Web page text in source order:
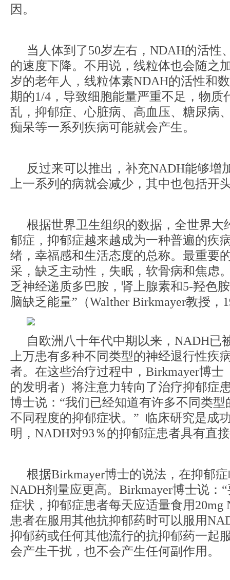
因。
当人体到了50岁左右，NDAH的活性
的速度下降。不用说，线粒体也会随之
岁的老年人，线粒体素NDAH的活性和
期的1/4，导致细胞能量严重不足，物质
乱，抑郁症、心脏病、高血压、糖尿病
痴呆等一系列疾病可能就会产生。
反过来可以推出，补充NADH能够增
上一系列的病就会减少，其中也包括开
根据世界卫生组织的数据，全世界大
郁症，抑郁症越来越成为一种普遍的疾
绪，幸福感和生活态度的总称。最重要
采，缺乏主动性，失眠，软骨病和焦虑
乏神经递质多巴胺，肾上腺素和5-羟色
脑缺乏能量”（Walther Birkmayer教授，
自欧洲八十年代中期以来，NADH已
上万患有多种不同类型的神经退行性疾
者。在这些治疗过程中，Birkmayer博士
的发明者）将注意力转向了治疗抑郁症
博士说：“我们已经知道有许多不同类
不同程度的抑郁症状。” 临床研究是成
明，NADH对93％的抑郁症患者具有直
根据Birkmayer博士的说法，在抑郁
NADH剂量应更高。Birkmayer博士说：
症状，抑郁症患者每天应适量食用20mg
患者在服用其他抗抑郁药时可以服用
抑郁药或任何其他流行的抗抑郁药一起
会产生干扰，也不会产生任何副作用。